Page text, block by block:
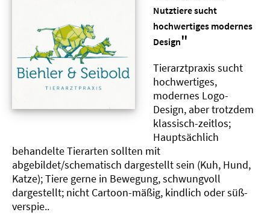
Nutztiere sucht
hochwertiges modernes
Design"
Tierarztpraxis sucht
hochwertiges,
modernes Logo-
Design, aber trotzdem
klassisch-zeitlos;
Hauptsächlich
behandelte Tierarten sollten mit
abgebildet/schematisch dargestellt sein (Kuh, Hund,
Katze); Tiere gerne in Bewegung, schwungvoll
dargestellt; nicht Cartoon-mäßig, kindlich oder süß-
verspie..